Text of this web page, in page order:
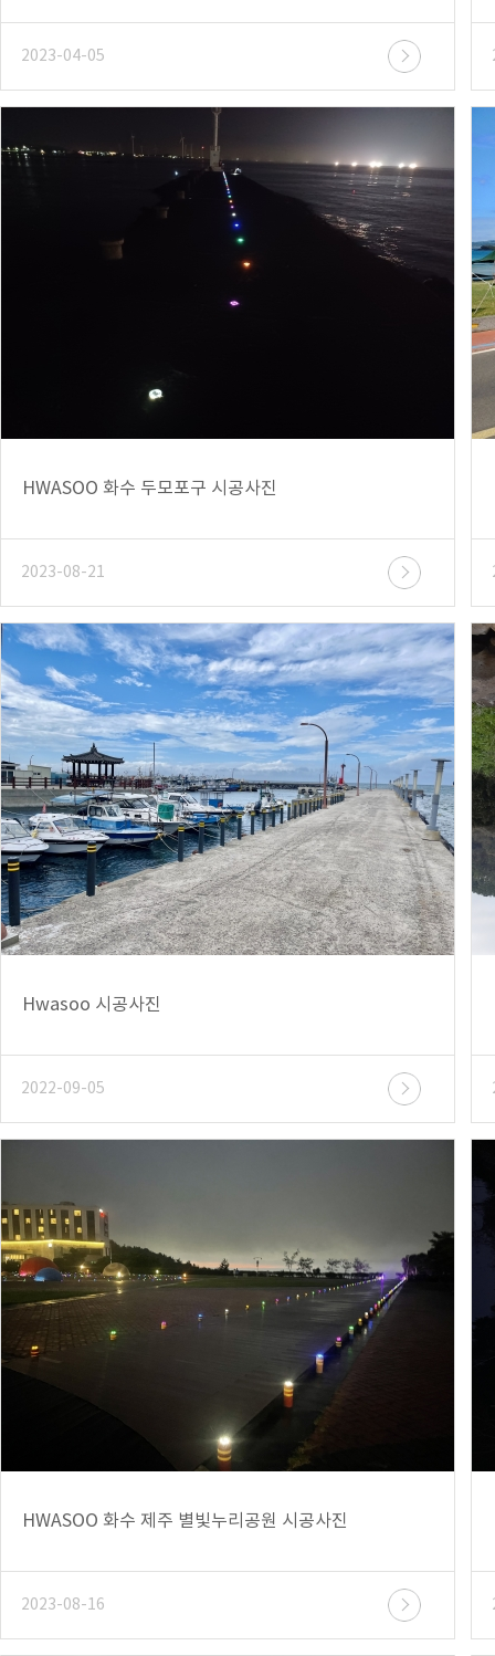
2023-04-05
HWASOO 화수 두모포구 시공사진
2023-08-21
Hwasoo 시공사진
2022-09-05
HWASOO 화수 제주 별빛누리공원 시공사진
2023-08-16